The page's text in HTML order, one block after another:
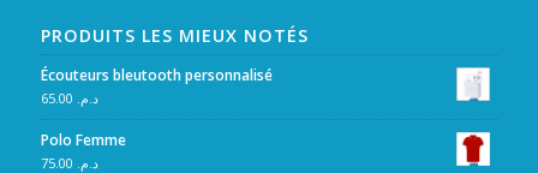
PRODUITS LES MIEUX NOTÉS
Écouteurs bleutooth personnalisé
د.م.
Polo Femme
د.م.